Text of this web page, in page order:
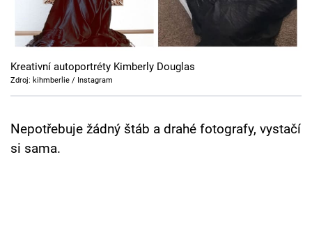
Cool Esport
Pořady
TV Program
Kreativní autoportréty Kimberly Douglas
Zdroj: kihmberlie / Instagram
Nepotřebuje žádný štáb a drahé fotografy, vystačí
si sama.